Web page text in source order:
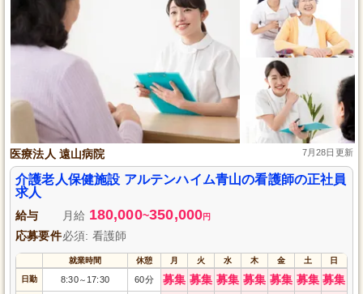
医療法人 遠山病院 7月28日更新
介護老人保健施設 アルテンハイム青山の看護師の正社員
求人
給与 月給 180,000~350,000円
応募要件必須: 看護師
就業時間 休憩 月 火 水 木 金 土 日
日勤 8:30～ 17:30 60分 募集 募集 募集 募集 募集 募集 募集